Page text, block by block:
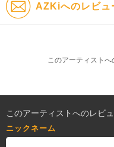
AZKiへのレビュ
このアーティスト
このアーティストへのレビ
ニックネーム